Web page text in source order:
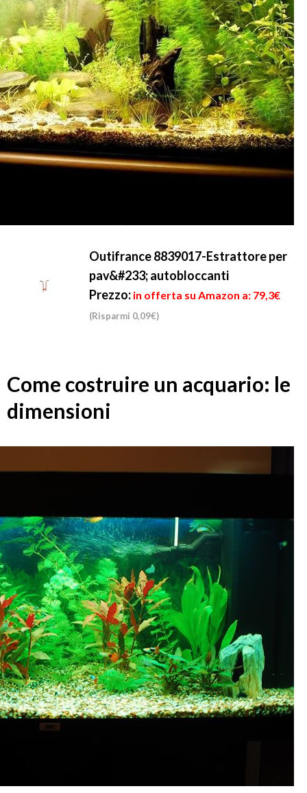
Outifrance 8839017-Estrattore per
pav&#233; autobloccanti
Prezzo: in offerta su Amazon a: 79,3€
(Risparmi 0,09€)
Come costruire un acquario: le
dimensioni